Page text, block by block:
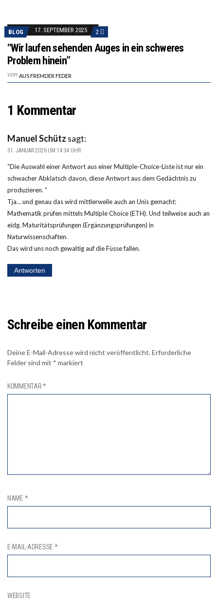
BLOG 17. SEPTEMBER 2025 2
“Wir laufen sehenden Auges in ein schweres
Problem hinein”
von AUS FREMDER FEDER
1 Kommentar
Manuel Schütz sagt:
31. JANUAR 2026 UM 14:34 UHR
“Die Auswahl einer Antwort aus einer Multiple-Choice-Liste ist nur ein
schwacher Abklatsch davon, diese Antwort aus dem Gedächtnis zu
produzieren. ”
Tja… und genau das wird mittlerweile auch an Unis gemacht:
Mathematik prüfen mittels Multiple Choice (ETH). Und teilweise auch an
eidg. Maturitätsprüfungen (Ergänzungsprüfungen) in
Naturwissenschaften.
Das wird uns noch gewaltig auf die Füsse fallen.
Antworten
Schreibe einen Kommentar
Deine E-Mail-Adresse wird nicht veröffentlicht.Erforderliche
Felder sind mit * markiert
KOMMENTAR*
NAME *
E-MAIL-ADRESSE *
WEBSITE